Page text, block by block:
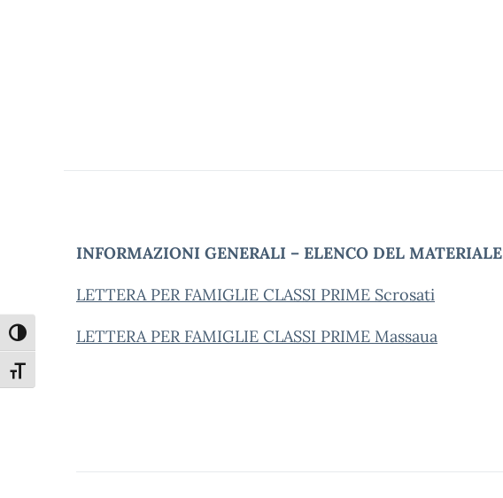
Attiva/disattiva alto contrasto
Attiva/disattiva dimensione testo
INFORMAZIONI GENERALI – ELENCO DEL MATERIALE
LETTERA PER FAMIGLIE CLASSI PRIME Scrosati
LETTERA PER FAMIGLIE CLASSI PRIME Massaua